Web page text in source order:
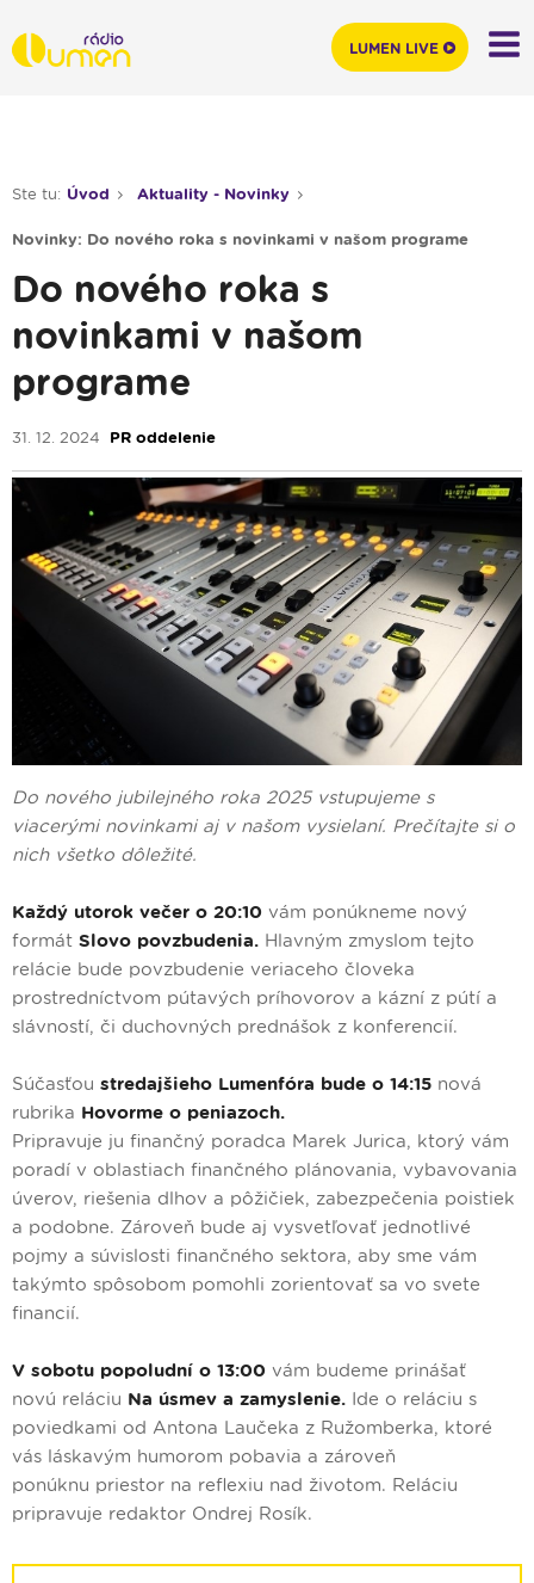
Ste tu: Úvod Aktuality - Novinky
Novinky: Do nového roka s novinkami v našom programe
Do nového roka s
novinkami v našom
programe
31. 12. 2024 PR oddelenie
Do nového jubilejného roka 2025 vstupujeme s
viacerými novinkami aj v našom vysielaní. Prečítajte si o
nich všetko dôležité.
Každý utorok večer o 20:10 vám ponúkneme nový
formát Slovo povzbudenia. Hlavným zmyslom tejto
relácie bude povzbudenie veriaceho človeka
prostredníctvom pútavých príhovorov a kázní z pútí a
slávností, či duchovných prednášok z konferencií.
Súčasťou stredajšieho Lumenfóra bude o 14:15 nová
rubrika Hovorme o peniazoch.
Pripravuje ju finančný poradca Marek Jurica, ktorý vám
poradí v oblastiach finančného plánovania, vybavovania
úverov, riešenia dlhov a pôžičiek, zabezpečenia poistiek
a podobne. Zároveň bude aj vysvetľovať jednotlivé
pojmy a súvislosti finančného sektora, aby sme vám
takýmto spôsobom pomohli zorientovať sa vo svete
financií.
V sobotu popoludní o 13:00 vám budeme prinášať
novú reláciu Na úsmev a zamyslenie. Ide o reláciu s
poviedkami od Antona Laučeka z Ružomberka, ktoré
vás láskavým humorom pobavia a zároveň
ponúknu priestor na reflexiu nad životom. Reláciu
pripravuje redaktor Ondrej Rosík.
LUMEN LIVE